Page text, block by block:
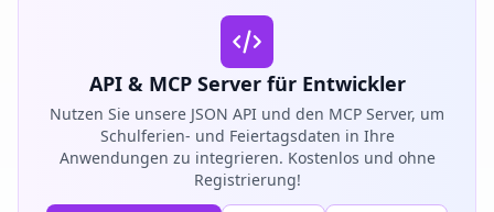
API & MCP Server für Entwickler
Nutzen Sie unsere JSON API und den MCP Server, um
Schulferien- und Feiertagsdaten in Ihre
Anwendungen zu integrieren. Kostenlos und ohne
Registrierung!